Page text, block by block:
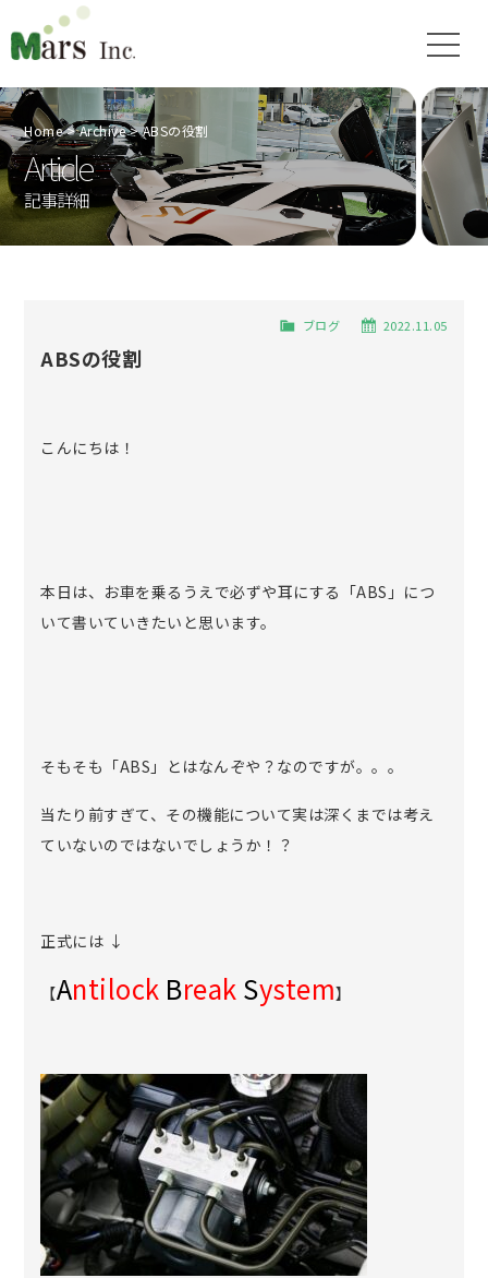
Home Archive ABSの役割
Article
記事詳細
2022.11.05
ブログ
ABSの役割
こんにちは！
本日は、お車を乗るうえで必ずや耳にする「ABS」につ
いて書いていきたいと思います。
そもそも「ABS」とはなんぞや？なのですが。。。
当たり前すぎて、その機能について実は深くまでは考え
ていないのではないでしょうか！？
正式には ↓
【Antilock Break System】